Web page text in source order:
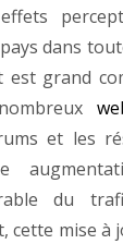
dans
est grand
et les
du
mise à